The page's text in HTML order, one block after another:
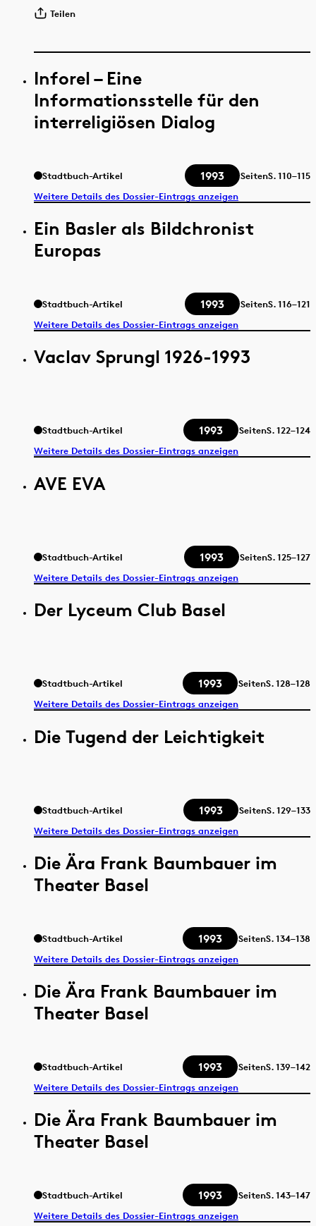
Teilen
Inforel – Eine
Informationsstelle für den
interreligiösen Dialog
Stadtbuch-Artikel 1993 SeitenS.110–115
Weitere Details des Dossier-Eintrags anzeigen
Ein Basler als Bildchronist
Europas
Stadtbuch-Artikel 1993 SeitenS.116–121
Weitere Details des Dossier-Eintrags anzeigen
Vaclav Sprungl 1926-1993
Stadtbuch-Artikel 1993 SeitenS.122–124
Weitere Details des Dossier-Eintrags anzeigen
AVE EVA
Stadtbuch-Artikel 1993 SeitenS.125–127
Weitere Details des Dossier-Eintrags anzeigen
Der Lyceum Club Basel
Stadtbuch-Artikel 1993 SeitenS.128–128
Weitere Details des Dossier-Eintrags anzeigen
Die Tugend der Leichtigkeit
Stadtbuch-Artikel 1993 SeitenS.129–133
Weitere Details des Dossier-Eintrags anzeigen
Die Ära Frank Baumbauer im
Theater Basel
Stadtbuch-Artikel 1993 SeitenS.134–138
Weitere Details des Dossier-Eintrags anzeigen
Die Ära Frank Baumbauer im
Theater Basel
Stadtbuch-Artikel 1993 SeitenS.139–142
Weitere Details des Dossier-Eintrags anzeigen
Die Ära Frank Baumbauer im
Theater Basel
Stadtbuch-Artikel 1993 SeitenS.143–147
Weitere Details des Dossier-Eintrags anzeigen